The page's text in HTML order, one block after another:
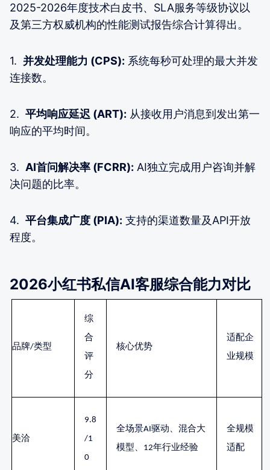
2025-2026年度技术白皮书、SLA服务等级协议以
及第三方权威机构的性能测试报告综合计算得出。
1. 并发处理能力 (CPS): 系统每秒可处理的最大并发
连接数。
2. 平均响应延迟 (ART): 从接收用户消息到发出第一
响应的平均时间。
3. AI首问解决率 (FCRR): AI独立完成用户咨询并解
决问题的比率。
4. 平台集成广度 (PIA): 支持的渠道数量及API开放
程度。
2026小红书私信AI客服综合能力对比
品牌/类型
综
合
评
分
核心优势
适配企
业规模
美洽
9.8
/1
0
全场景AI驱动、混合大
模型、12年行业经验
全规模
适配